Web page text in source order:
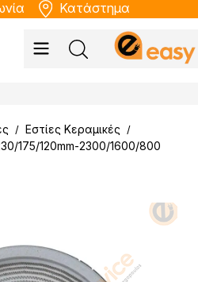
Κατάστημα
/ Εστίες Kεραμικές /
175/120mm-2300/1600/800